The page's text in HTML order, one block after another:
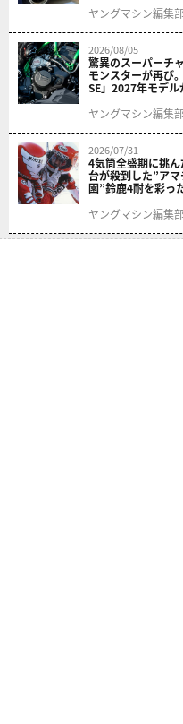
結！
ヤングマシン編集
2026/08/05
驚異のスーパーチ
モンスターが再び
SE」2027年モデ
ヤングマシン編集
2026/07/31
4気筒全盛期に挑
台が殺到した”ア
園”鈴鹿4耐を彩っ
ヤングマシン編集